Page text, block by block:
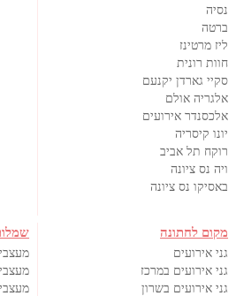
נסיה
ברטה
ליז מרטינז
חוות רונית
סקיי גארדן יקנעם
אלגריה אולם
אלכסנדר אירועים
יונו קיסריה
רוקח תל אביב
ויה נס ציונה
באסיקו נס ציונה
מקום לחתונה
גני אירועים
גני אירועים במרכז
גני אירועים בשרון